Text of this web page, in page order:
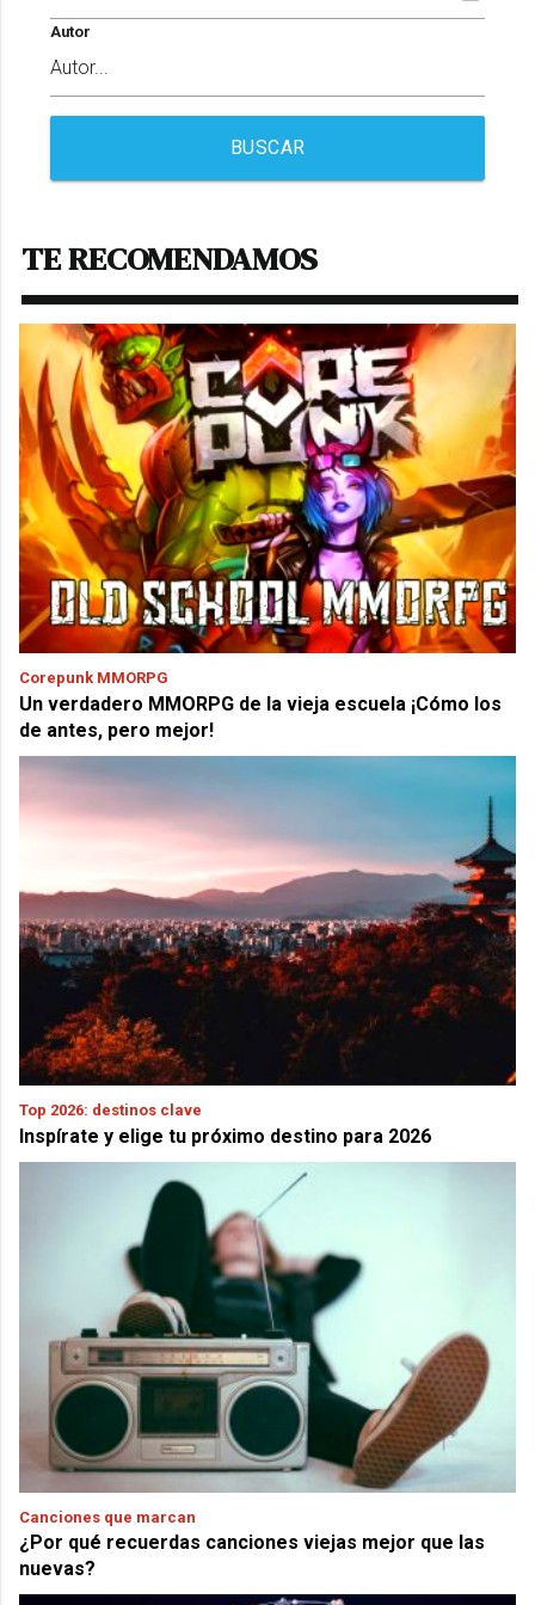
Autor
BUSCAR
TE RECOMENDAMOS
Corepunk MMORPG
Un verdadero MMORPG de la vieja escuela ¡Cómo los
de antes, pero mejor!
Top 2026: destinos clave
Inspírate y elige tu próximo destino para 2026
Canciones que marcan
¿Por qué recuerdas canciones viejas mejor que las
nuevas?